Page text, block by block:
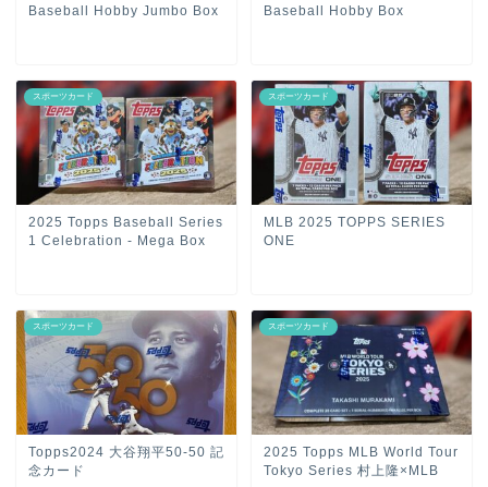
Baseball Hobby Jumbo Box
Baseball Hobby Box
スポーツカード
2025 Topps Baseball Series
1 Celebration - Mega Box
スポーツカード
MLB 2025 TOPPS SERIES
ONE
スポーツカード
Topps2024 大谷翔平50-50 記
念カード
スポーツカード
2025 Topps MLB World Tour
Tokyo Series 村上隆×MLB